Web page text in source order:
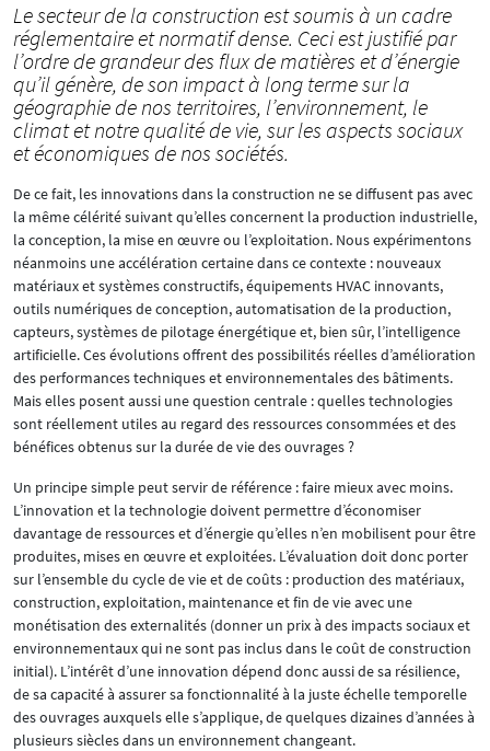
Le secteur de la construction est soumis à un cadre
réglementaire et normatif dense. Ceci est justifié par
l’ordre de grandeur des flux de matières et d’énergie
qu’il génère, de son impact à long terme sur la
géographie de nos territoires, l’environnement, le
climat et notre qualité de vie, sur les aspects sociaux
et économiques de nos sociétés.
De ce fait, les innovations dans la construction ne se diffusent pas avec
la même célérité suivant qu’elles concernent la production industrielle,
la conception, la mise en œuvre ou l’exploitation. Nous expérimentons
néanmoins une accélération certaine dans ce contexte : nouveaux
matériaux et systèmes constructifs, équipements HVAC innovants,
outils numériques de conception, automatisation de la production,
capteurs, systèmes de pilotage énergétique et, bien sûr, l’intelligence
artificielle. Ces évolutions offrent des possibilités réelles d’amélioration
des performances techniques et environnementales des bâtiments.
Mais elles posent aussi une question centrale : quelles technologies
sont réellement utiles au regard des ressources consommées et des
bénéfices obtenus sur la durée de vie des ouvrages ?
Un principe simple peut servir de référence : faire mieux avec moins.
L’innovation et la technologie doivent permettre d’économiser
davantage de ressources et d’énergie qu’elles n’en mobilisent pour être
produites, mises en œuvre et exploitées. L’évaluation doit donc porter
sur l’ensemble du cycle de vie et de coûts : production des matériaux,
construction, exploitation, maintenance et fin de vie avec une
monétisation des externalités (donner un prix à des impacts sociaux et
environnementaux qui ne sont pas inclus dans le coût de construction
initial). L’intérêt d’une innovation dépend donc aussi de sa résilience,
de sa capacité à assurer sa fonctionnalité à la juste échelle temporelle
des ouvrages auxquels elle s’applique, de quelques dizaines d’années à
plusieurs siècles dans un environnement changeant.